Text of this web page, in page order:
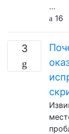
…
16
3